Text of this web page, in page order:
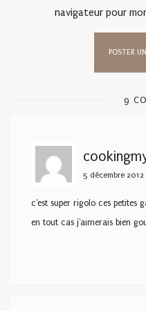
navigateur pour
9
5 décembre 2012
c'est super rigolo ces petites
en tout cas j'aimerais bien